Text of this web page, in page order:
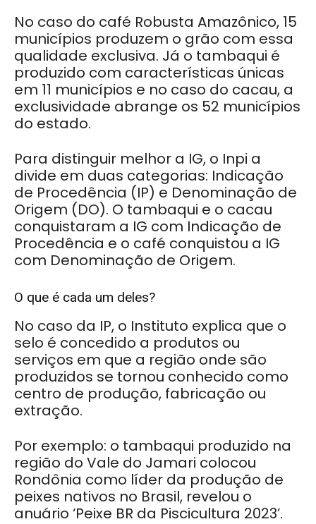
No caso do café Robusta Amazônico, 15
municípios produzem o grão com essa
qualidade exclusiva. Já o tambaqui é
produzido com características únicas
em 11 municípios e no caso do cacau, a
exclusividade abrange os 52 municípios
do estado.
Para distinguir melhor a IG, o Inpi a
divide em duas categorias: Indicação
de Procedência (IP) e Denominação de
Origem (DO). O tambaqui e o cacau
conquistaram a IG com Indicação de
Procedência e o café conquistou a IG
com Denominação de Origem.
O que é cada um deles?
No caso da IP, o Instituto explica que o
selo é concedido a produtos ou
serviços em que a região onde são
produzidos se tornou conhecido como
centro de produção, fabricação ou
extração.
Por exemplo: o tambaqui produzido na
região do Vale do Jamari colocou
Rondônia como líder da produção de
peixes nativos no Brasil, revelou o
anuário ‘Peixe BR da Piscicultura 2023’.